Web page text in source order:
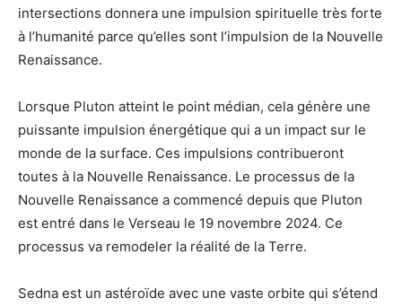
intersections donnera une impulsion spirituelle très forte
à l’humanité parce qu’elles sont l’impulsion de la Nouvelle
Renaissance.
Lorsque Pluton atteint le point médian, cela génère une
puissante impulsion énergétique qui a un impact sur le
monde de la surface. Ces impulsions contribueront
toutes à la Nouvelle Renaissance. Le processus de la
Nouvelle Renaissance a commencé depuis que Pluton
est entré dans le Verseau le 19 novembre 2024. Ce
processus va remodeler la réalité de la Terre.
Sedna est un astéroïde avec une vaste orbite qui s’étend